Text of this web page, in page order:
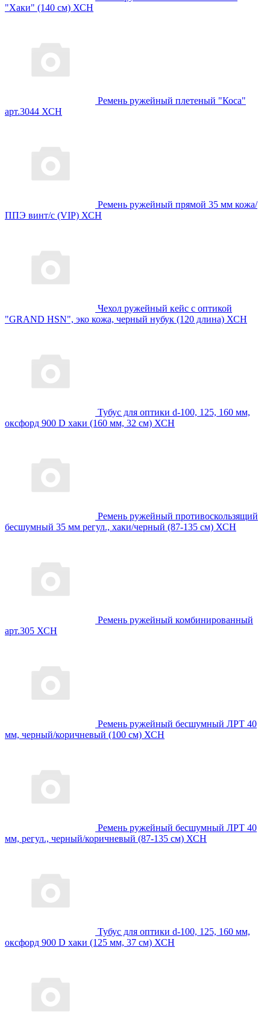
"Хаки" (140 см) ХСН
Ремень ружейный плетеный "Коса"
арт.3044 ХСН
Ремень ружейный прямой 35 мм кожа/
ППЭ винт/с (VIP) ХСН
Чехол ружейный кейс с оптикой
"GRAND HSN", эко кожа, черный нубук (120 длина) ХСН
Тубус для оптики d-100, 125, 160 мм,
оксфорд 900 D хаки (160 мм, 32 см) ХСН
Ремень ружейный противоскользящий
бесшумный 35 мм регул., хаки/черный (87-135 см) ХСН
Ремень ружейный комбинированный
арт.305 ХСН
Ремень ружейный бесшумный ЛРТ 40
мм, черный/коричневый (100 см) ХСН
Ремень ружейный бесшумный ЛРТ 40
мм, регул., черный/коричневый (87-135 см) ХСН
Тубус для оптики d-100, 125, 160 мм,
оксфорд 900 D хаки (125 мм, 37 см) ХСН